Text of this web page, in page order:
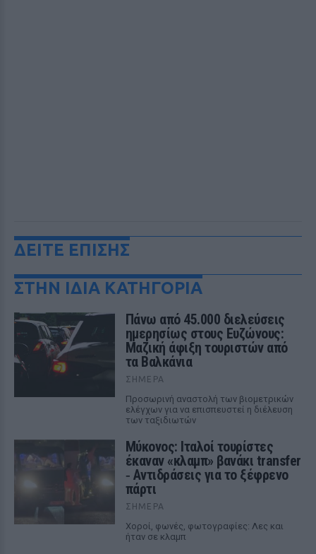
ΔΕΙΤΕ ΕΠΙΣΗΣ
ΣΤΗΝ ΙΔΙΑ ΚΑΤΗΓΟΡΙΑ
Πάνω από 45.000 διελεύσεις
ημερησίως στους Ευζώνους:
Μαζική άφιξη τουριστών από
τα Βαλκάνια
ΣΉΜΕΡΑ
Προσωρινή αναστολή των βιομετρικών
ελέγχων για να επισπευστεί η διέλευση
των ταξιδιωτών
Μύκονος: Ιταλοί τουρίστες
έκαναν «κλαμπ» βανάκι transfer
‑ Αντιδράσεις για το ξέφρενο
πάρτι
ΣΉΜΕΡΑ
Χοροί, φωνές, φωτογραφίες: Λες και
ήταν σε κλαμπ